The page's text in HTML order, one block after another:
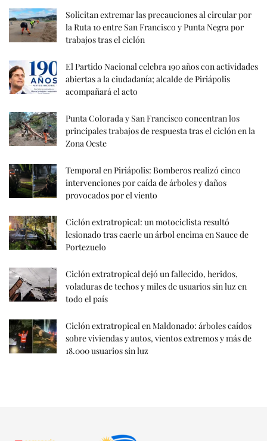
Solicitan extremar las precauciones al circular por
la Ruta 10 entre San Francisco y Punta Negra por
trabajos tras el ciclón
El Partido Nacional celebra 190 años con actividades
abiertas a la ciudadanía; alcalde de Piriápolis
acompañará el acto
Punta Colorada y San Francisco concentran los
principales trabajos de respuesta tras el ciclón en la
Zona Oeste
Temporal en Piriápolis: Bomberos realizó cinco
intervenciones por caída de árboles y daños
provocados por el viento
Ciclón extratropical: un motociclista resultó
lesionado tras caerle un árbol encima en Sauce de
Portezuelo
Ciclón extratropical dejó un fallecido, heridos,
voladuras de techos y miles de usuarios sin luz en
todo el país
Ciclón extratropical en Maldonado: árboles caídos
sobre viviendas y autos, vientos extremos y más de
18.000 usuarios sin luz